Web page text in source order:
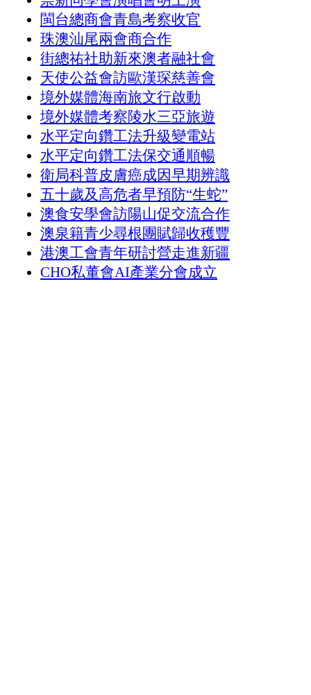
閩台總商會青島考察收官
珠澳汕尾兩會商合作
街總祐社助新來澳者融社會
天使公益會訪歐漢琛慈善會
境外媒體海南旅文行啟動
境外媒體考察陵水三亞旅遊
水平定向鑽工法升級變電站
水平定向鑽工法保交通順暢
衛局科普皮膚癌成因早期辨識
五十歲及高危者早預防“生蛇”
澳食安學會訪陽山促交流合作
澳泉籍青少尋根團賦歸收穫豐
港澳工會青年研討營走進新疆
CHO私董會AI產業分會成立